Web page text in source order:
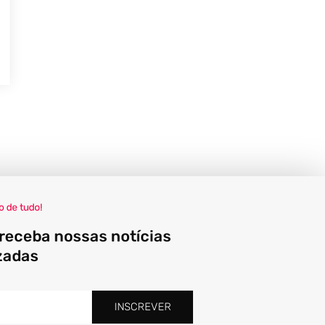
de tudo!
nossas notícias
INSCREVER